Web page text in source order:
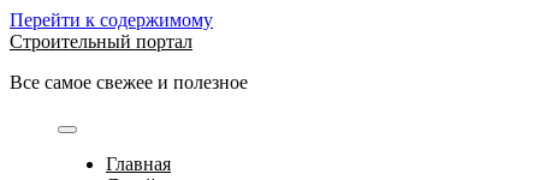
Перейти к содержимому
Строительный портал
Все самое свежее и полезное
Главная